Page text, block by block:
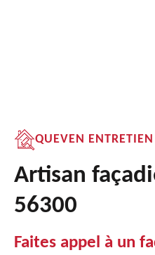
QUEVEN ENTRETIEN
Artisan
56300
Faites appel à un